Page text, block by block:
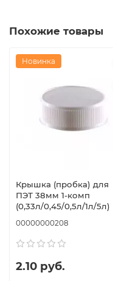
Похожие товары
Новинка
Крышка (пробка) для
ПЭТ 38мм 1-комп
(0,33л/0,45/0,5л/1л/5л)
00000000208
2.10 руб.